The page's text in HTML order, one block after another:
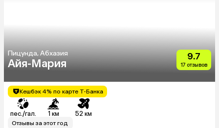
Пицунда, Абхазия
Айя-Мария
9.7
17 отзывов
Кешбэк 4% по карте Т-Банка
пес./гал. 1 км 52 км
Отзывы за этот год